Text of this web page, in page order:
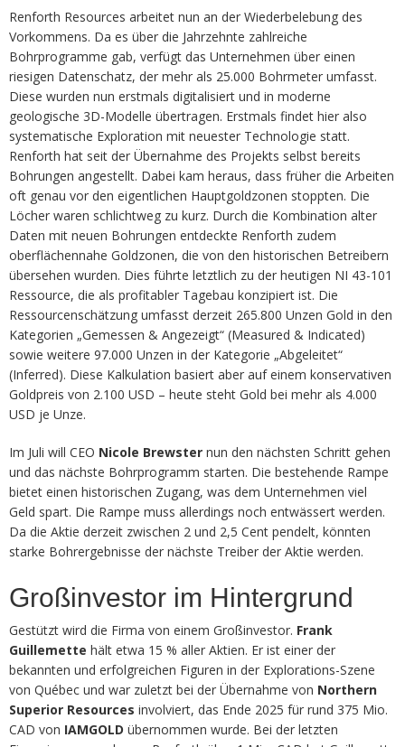
Renforth Resources arbeitet nun an der Wiederbelebung des
Vorkommens. Da es über die Jahrzehnte zahlreiche
Bohrprogramme gab, verfügt das Unternehmen über einen
riesigen Datenschatz, der mehr als 25.000 Bohrmeter umfasst.
Diese wurden nun erstmals digitalisiert und in moderne
geologische 3D-Modelle übertragen. Erstmals findet hier also
systematische Exploration mit neuester Technologie statt.
Renforth hat seit der Übernahme des Projekts selbst bereits
Bohrungen angestellt. Dabei kam heraus, dass früher die Arbeiten
oft genau vor den eigentlichen Hauptgoldzonen stoppten. Die
Löcher waren schlichtweg zu kurz. Durch die Kombination alter
Daten mit neuen Bohrungen entdeckte Renforth zudem
oberflächennahe Goldzonen, die von den historischen Betreibern
übersehen wurden. Dies führte letztlich zu der heutigen NI 43-101
Ressource, die als profitabler Tagebau konzipiert ist. Die
Ressourcenschätzung umfasst derzeit 265.800 Unzen Gold in den
Kategorien „Gemessen & Angezeigt“ (Measured & Indicated)
sowie weitere 97.000 Unzen in der Kategorie „Abgeleitet“
(Inferred). Diese Kalkulation basiert aber auf einem konservativen
Goldpreis von 2.100 USD – heute steht Gold bei mehr als 4.000
USD je Unze.
Im Juli will CEO Nicole Brewster nun den nächsten Schritt gehen
und das nächste Bohrprogramm starten. Die bestehende Rampe
bietet einen historischen Zugang, was dem Unternehmen viel
Geld spart. Die Rampe muss allerdings noch entwässert werden.
Da die Aktie derzeit zwischen 2 und 2,5 Cent pendelt, könnten
starke Bohrergebnisse der nächste Treiber der Aktie werden.
Großinvestor im Hintergrund
Gestützt wird die Firma von einem Großinvestor. Frank
Guillemette hält etwa 15 % aller Aktien. Er ist einer der
bekannten und erfolgreichen Figuren in der Explorations-Szene
von Québec und war zuletzt bei der Übernahme von Northern
Superior Resources involviert, das Ende 2025 für rund 375 Mio.
CAD von IAMGOLD übernommen wurde. Bei der letzten